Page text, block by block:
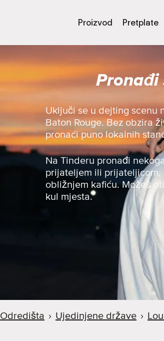
Proizvod Pretplate
Pronađi
Uključi se u dejting scenu
Baton Rouge. Bez obzira
pronaći puno lokalnih
Na Tinderu pronađi
prijateljem ili prijateljicom,
obližnjem kafiću. Možeš
kul mjesta.
Odredišta › Ujedinjene države ›